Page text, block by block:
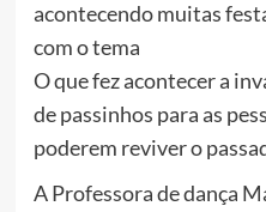
acontecendo muitas
com o tema
O que fez acontecer a
de passinhos para as
poderem reviver o
A Professora de dança